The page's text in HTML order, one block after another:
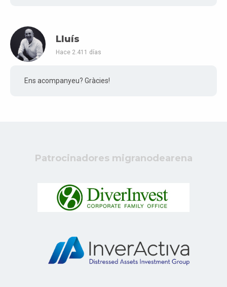
Lluís
Hace 2.411 días
Ens acompanyeu? Gràcies!
Patrocinadores migranodearena